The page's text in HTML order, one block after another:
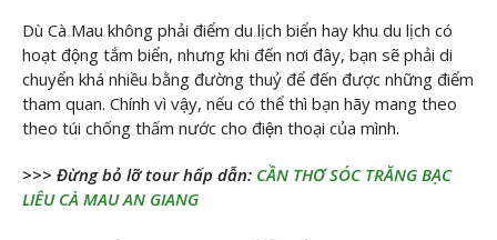
Dù Cà Mau không phải điểm du lịch biển hay khu du lịch có
hoạt động tắm biển, nhưng khi đến nơi đây, bạn sẽ phải di
chuyển khá nhiều bằng đường thuỷ để đến được những điểm
tham quan. Chính vì vậy, nếu có thể thì bạn hãy mang theo
theo túi chống thấm nước cho điện thoại của mình.
>>> Đừng bỏ lỡ tour hấp dẫn: CẦN THƠ SÓC TRĂNG BẠC
LIÊU CÀ MAU AN GIANG